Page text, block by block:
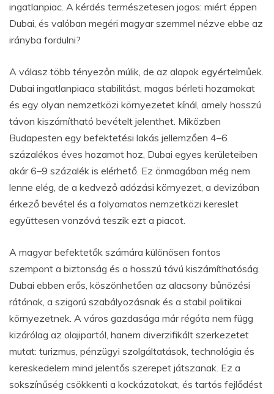
ingatlanpiac. A kérdés természetesen jogos: miért éppen
Dubai, és valóban megéri magyar szemmel nézve ebbe az
irányba fordulni?
A válasz több tényezőn múlik, de az alapok egyértelműek.
Dubai ingatlanpiaca stabilitást, magas bérleti hozamokat
és egy olyan nemzetközi környezetet kínál, amely hosszú
távon kiszámítható bevételt jelenthet. Miközben
Budapesten egy befektetési lakás jellemzően 4–6
százalékos éves hozamot hoz, Dubai egyes kerületeiben
akár 6–9 százalék is elérhető. Ez önmagában még nem
lenne elég, de a kedvező adózási környezet, a devizában
érkező bevétel és a folyamatos nemzetközi kereslet
együttesen vonzóvá teszik ezt a piacot.
A magyar befektetők számára különösen fontos
szempont a biztonság és a hosszú távú kiszámíthatóság.
Dubai ebben erős, köszönhetően az alacsony bűnözési
rátának, a szigorú szabályozásnak és a stabil politikai
környezetnek. A város gazdasága már régóta nem függ
kizárólag az olajipartól, hanem diverzifikált szerkezetet
mutat: turizmus, pénzügyi szolgáltatások, technológia és
kereskedelem mind jelentős szerepet játszanak. Ez a
sokszínűség csökkenti a kockázatokat, és tartós fejlődést